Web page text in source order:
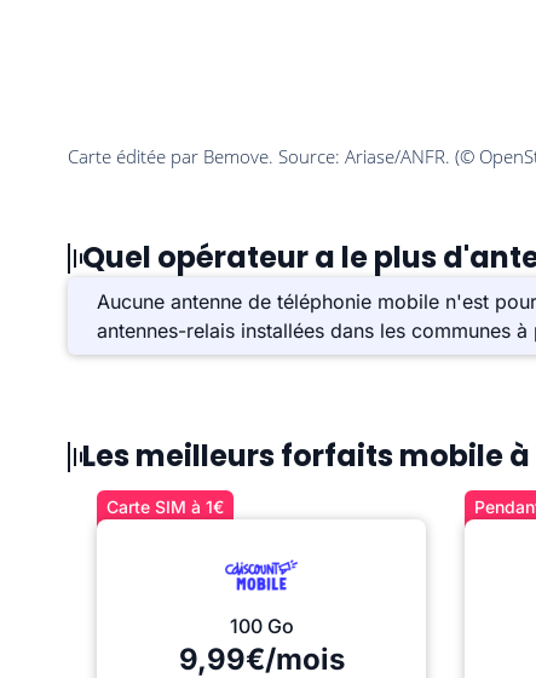
Quel opérateur a le plus
Aucune antenne de téléphonie mobile n'est
antennes-relais installées dans les communes
Les meilleurs forfaits mobile
Carte SIM à 1€
100 Go
9,99€/mois